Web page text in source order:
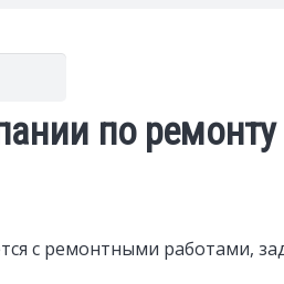
по ремонту
с ремонтными работами,